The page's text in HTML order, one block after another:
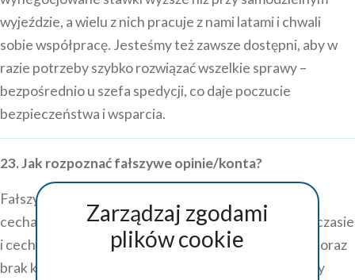
Zarządzaj zgodami
plików cookie
wyjeździe, a wielu z nich pracuje z nami latami i chwali
sobie współpracę. Jesteśmy też zawsze dostępni, aby w
razie potrzeby szybko rozwiązać wszelkie sprawy –
bezpośrednio u szefa spedycji, co daje poczucie
bezpieczeństwa i wsparcia.
23. Jak rozpoznać fałszywe opinie/konta?
Fałszywe konta i opinie można rozpoznać po kilku
cechach. Często mają dodane wiele opinii w krótkim czasie
i cechuje je przesadna emocjonalność, ogólnikowość oraz
brak konkretnych szczegółów dotyczących pracy czy